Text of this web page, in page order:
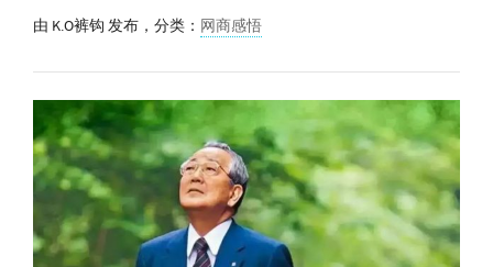
由 K.O裤钩 发布，分类： 网商感悟